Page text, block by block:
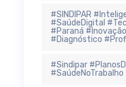
#SINDIPAR
#SaúdeDigital
#Paraná
#Diagnóstico
#Sindipar
#SaúdeNoTrabalho